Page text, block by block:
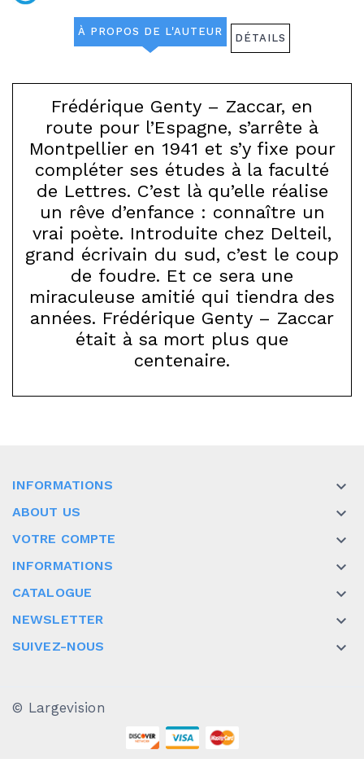
À PROPOS DE L'AUTEUR DÉTAILS
Frédérique Genty – Zaccar, en
route pour l’Espagne, s’arrête à
Montpellier en 1941 et s’y fixe pour
compléter ses études à la faculté
de Lettres. C’est là qu’elle réalise
un rêve d’enfance : connaître un
vrai poète. Introduite chez Delteil,
grand écrivain du sud, c’est le coup
de foudre. Et ce sera une
miraculeuse amitié qui tiendra des
années. Frédérique Genty – Zaccar
était à sa mort plus que
centenaire.
INFORMATIONS 
ABOUT US 
VOTRE COMPTE 
INFORMATIONS 
CATALOGUE 
NEWSLETTER 
SUIVEZ-NOUS 
© Largevision